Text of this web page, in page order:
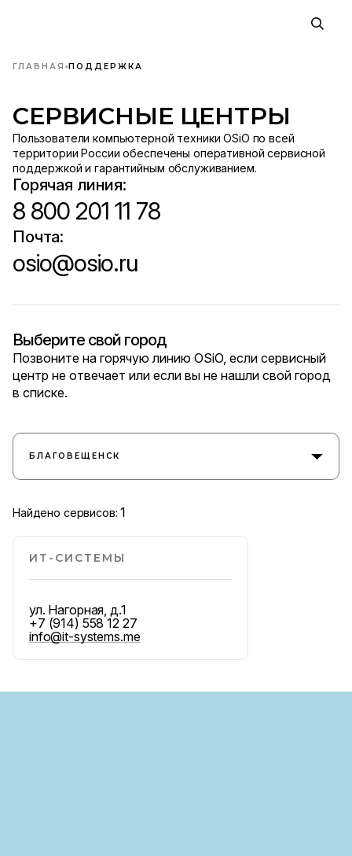
ГЛАВНАЯ ПОДДЕРЖКА
СЕРВИСНЫЕ ЦЕНТРЫ
Пользователи компьютерной техники OSiO по всей
территории России обеспечены оперативной сервисной
поддержкой и гарантийным обслуживанием.
Горячая линия:
8 800 201 11 78
Почта:
osio@osio.ru
Выберите свой город
Позвоните на горячую линию OSiO, если сервисный
центр не отвечает или если вы не нашли свой город
в списке.
БЛАГОВЕЩЕНСК
Найдено сервисов:1
ИТ-СИСТЕМЫ
ул. Нагорная, д.1
+7 (914) 558 12 27
info@it-systems.me